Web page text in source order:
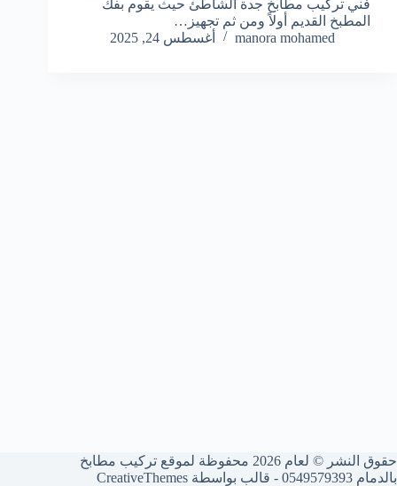
فني تركيب مطابخ جدة الشاطئ حيث يقوم بفك
المطبخ القديم أولاً ومن ثم تجهيز…
manora mohamed
أغسطس 24, 2025
حقوق النشر © لعام 2026 محفوظة لموقع تركيب مطابخ
بالدمام 0549579393 - قالب بواسطة
CreativeThemes